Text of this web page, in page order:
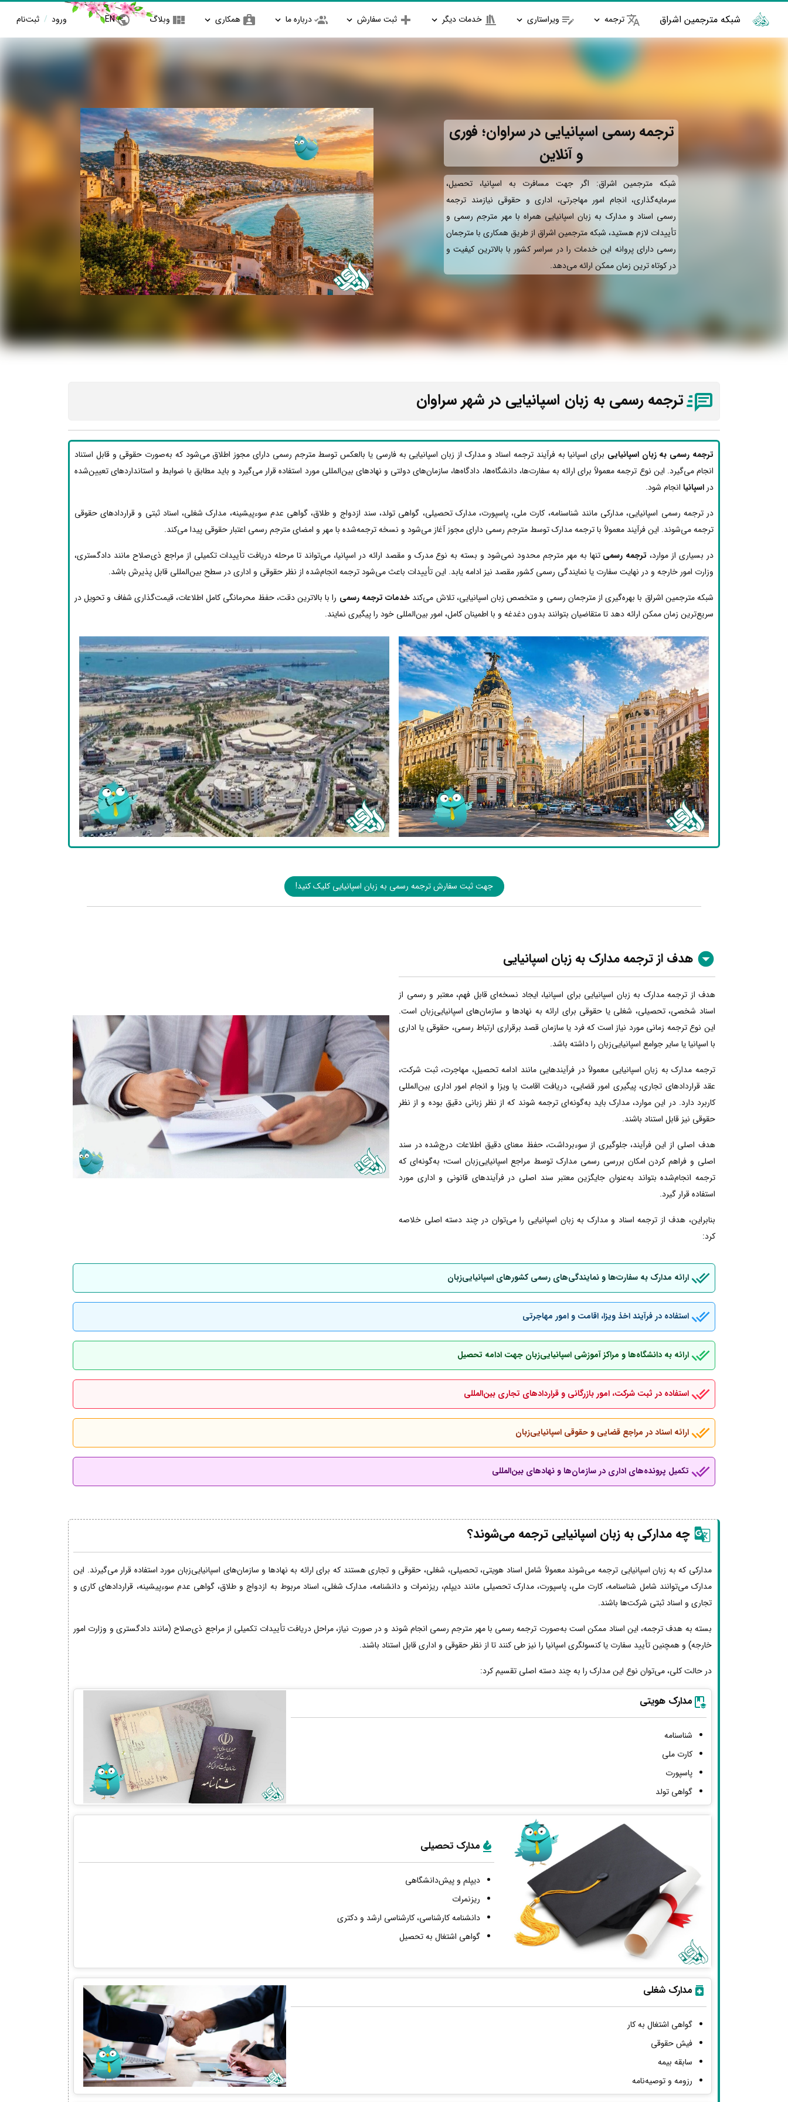
شبکه مترجمین اشراق ترجمه ویراستاری خدمات دیگر ثبت سفارش درباره ما همکاری وبلاگ EN ورود / ثبت‌نام
ترجمه رسمی اسپانیایی در سراوان؛ فوری
و آنلاین
شبکه مترجمین اشراق: اگر جهت مسافرت به اسپانیا، تحصیل،
سرمایه‌گذاری، انجام امور مهاجرتی، اداری و حقوقی نیازمند ترجمه
رسمی اسناد و مدارک به زبان اسپانیایی همراه با مهر مترجم رسمی و
تأییدات لازم هستید، شبکه مترجمین اشراق از طریق همکاری با مترجمان
رسمی دارای پروانه این خدمات را در سراسر کشور با بالاترین کیفیت و
در کوتاه ترین زمان ممکن ارائه می‌دهد.
ترجمه رسمی به زبان اسپانیایی در شهر سراوان
ترجمه رسمی به زبان اسپانیایی برای اسپانیا به فرآیند ترجمه اسناد و مدارک از زبان اسپانیایی به فارسی یا بالعکس توسط مترجم رسمی دارای مجوز اطلاق می‌شود که به‌صورت حقوقی و قابل استناد
انجام می‌گیرد. این نوع ترجمه معمولاً برای ارائه به سفارت‌ها، دانشگاه‌ها، دادگاه‌ها، سازمان‌های دولتی و نهادهای بین‌المللی مورد استفاده قرار می‌گیرد و باید مطابق با ضوابط و استانداردهای تعیین‌شده
در اسپانیا انجام شود.
در ترجمه رسمی اسپانیایی، مدارکی مانند شناسنامه، کارت ملی، پاسپورت، مدارک تحصیلی، گواهی تولد، سند ازدواج و طلاق، گواهی عدم سوءپیشینه، مدارک شغلی، اسناد ثبتی و قراردادهای حقوقی
ترجمه می‌شوند. این فرآیند معمولاً با ترجمه مدارک توسط مترجم رسمی دارای مجوز آغاز می‌شود و نسخه ترجمه‌شده با مهر و امضای مترجم رسمی اعتبار حقوقی پیدا می‌کند.
در بسیاری از موارد، ترجمه رسمی تنها به مهر مترجم محدود نمی‌شود و بسته به نوع مدرک و مقصد ارائه در اسپانیا، می‌تواند تا مرحله دریافت تأییدات تکمیلی از مراجع ذی‌صلاح مانند دادگستری،
وزارت امور خارجه و در نهایت سفارت یا نمایندگی رسمی کشور مقصد نیز ادامه یابد. این تأییدات باعث می‌شود ترجمه انجام‌شده از نظر حقوقی و اداری در سطح بین‌المللی قابل پذیرش باشد.
شبکه مترجمین اشراق با بهره‌گیری از مترجمان رسمی و متخصص زبان اسپانیایی، تلاش می‌کند خدمات ترجمه رسمی را با بالاترین دقت، حفظ محرمانگی کامل اطلاعات، قیمت‌گذاری شفاف و تحویل در
سریع‌ترین زمان ممکن ارائه دهد تا متقاضیان بتوانند بدون دغدغه و با اطمینان کامل، امور بین‌المللی خود را پیگیری نمایند.
جهت ثبت سفارش ترجمه رسمی به زبان اسپانیایی کلیک کنید!
هدف از ترجمه مدارک به زبان اسپانیایی
هدف از ترجمه مدارک به زبان اسپانیایی برای اسپانیا، ایجاد نسخه‌ای قابل فهم، معتبر و رسمی از
اسناد شخصی، تحصیلی، شغلی یا حقوقی برای ارائه به نهادها و سازمان‌های اسپانیایی‌زبان است.
این نوع ترجمه زمانی مورد نیاز است که فرد یا سازمان قصد برقراری ارتباط رسمی، حقوقی یا اداری
با اسپانیا یا سایر جوامع اسپانیایی‌زبان را داشته باشد.
ترجمه مدارک به زبان اسپانیایی معمولاً در فرآیندهایی مانند ادامه تحصیل، مهاجرت، ثبت شرکت،
عقد قراردادهای تجاری، پیگیری امور قضایی، دریافت اقامت یا ویزا و انجام امور اداری بین‌المللی
کاربرد دارد. در این موارد، مدارک باید به‌گونه‌ای ترجمه شوند که از نظر زبانی دقیق بوده و از نظر
حقوقی نیز قابل استناد باشند.
هدف اصلی از این فرآیند، جلوگیری از سوءبرداشت، حفظ معنای دقیق اطلاعات درج‌شده در سند
اصلی و فراهم کردن امکان بررسی رسمی مدارک توسط مراجع اسپانیایی‌زبان است؛ به‌گونه‌ای که
ترجمه انجام‌شده بتواند به‌عنوان جایگزین معتبر سند اصلی در فرآیندهای قانونی و اداری مورد
استفاده قرار گیرد.
بنابراین، هدف از ترجمه اسناد و مدارک به زبان اسپانیایی را می‌توان در چند دسته اصلی خلاصه
کرد:
ارائه مدارک به سفارت‌ها و نمایندگی‌های رسمی کشورهای اسپانیایی‌زبان
استفاده در فرآیند اخذ ویزا، اقامت و امور مهاجرتی
ارائه به دانشگاه‌ها و مراکز آموزشی اسپانیایی‌زبان جهت ادامه تحصیل
استفاده در ثبت شرکت، امور بازرگانی و قراردادهای تجاری بین‌المللی
ارائه اسناد در مراجع قضایی و حقوقی اسپانیایی‌زبان
تکمیل پرونده‌های اداری در سازمان‌ها و نهادهای بین‌المللی
چه مدارکی به زبان اسپانیایی ترجمه می‌شوند؟
مدارکی که به زبان اسپانیایی ترجمه می‌شوند معمولاً شامل اسناد هویتی، تحصیلی، شغلی، حقوقی و تجاری هستند که برای ارائه به نهادها و سازمان‌های اسپانیایی‌زبان مورد استفاده قرار می‌گیرند. این
مدارک می‌توانند شامل شناسنامه، کارت ملی، پاسپورت، مدارک تحصیلی مانند دیپلم، ریزنمرات و دانشنامه، مدارک شغلی، اسناد مربوط به ازدواج و طلاق، گواهی عدم سوءپیشینه، قراردادهای کاری و
تجاری و اسناد ثبتی شرکت‌ها باشند.
بسته به هدف ترجمه، این اسناد ممکن است به‌صورت ترجمه رسمی با مهر مترجم رسمی انجام شوند و در صورت نیاز، مراحل دریافت تأییدات تکمیلی از مراجع ذی‌صلاح (مانند دادگستری و وزارت امور
خارجه) و همچنین تأیید سفارت یا کنسولگری اسپانیا را نیز طی کنند تا از نظر حقوقی و اداری قابل استناد باشند.
در حالت کلی، می‌توان نوع این مدارک را به چند دسته اصلی تقسیم کرد:
مدارک هویتی
شناسنامه
کارت ملی
پاسپورت
گواهی تولد
مدارک تحصیلی
دیپلم و پیش‌دانشگاهی
ریزنمرات
دانشنامه کارشناسی، کارشناسی ارشد و دکتری
گواهی اشتغال به تحصیل
مدارک شغلی
گواهی اشتغال به کار
فیش حقوقی
سابقه بیمه
رزومه و توصیه‌نامه